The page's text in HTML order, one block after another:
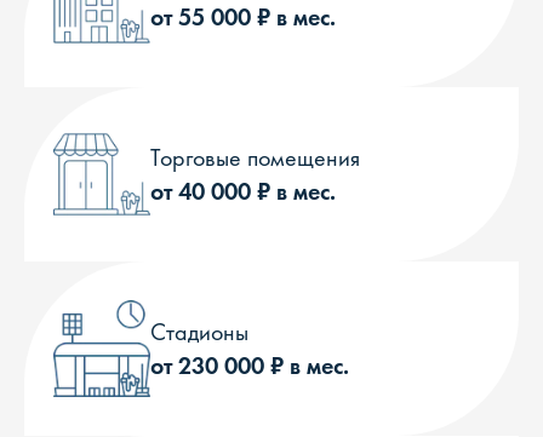
от 55 000 ₽ в мес.
Торговые помещения
от 40 000 ₽ в мес.
Стадионы
от 230 000 ₽ в мес.